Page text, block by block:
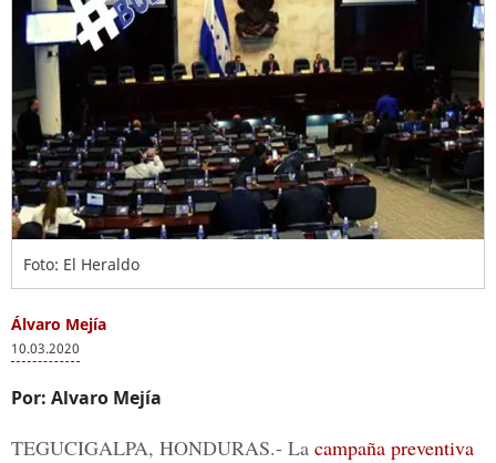
Foto: El Heraldo
Álvaro Mejía
10.03.2020
Por: Alvaro Mejía
TEGUCIGALPA, HONDURAS.- La campaña preventiva